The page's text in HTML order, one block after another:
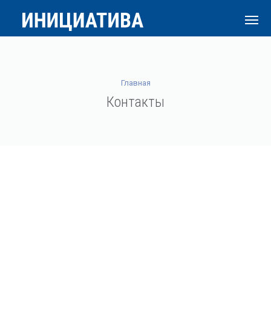
Главная
Контакты